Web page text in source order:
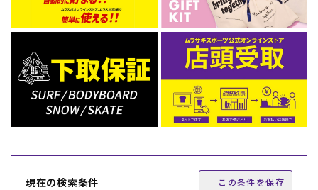
現在の検索条件 この条件を保存